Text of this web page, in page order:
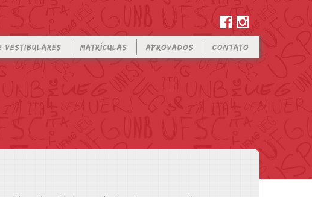
VESTIBULARES MATRÍCULAS APROVADOS CONTATO